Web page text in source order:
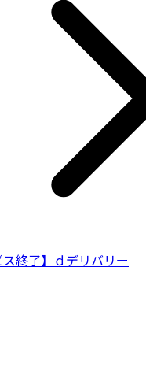
ス終了】ｄデリバリー